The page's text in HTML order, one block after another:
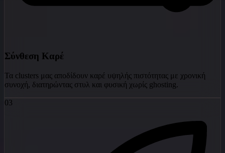
Σύνθεση Καρέ
Τα clusters μας αποδίδουν καρέ υψηλής πιστότητας με χρονική
συνοχή, διατηρώντας στυλ και φυσική χωρίς ghosting.
03